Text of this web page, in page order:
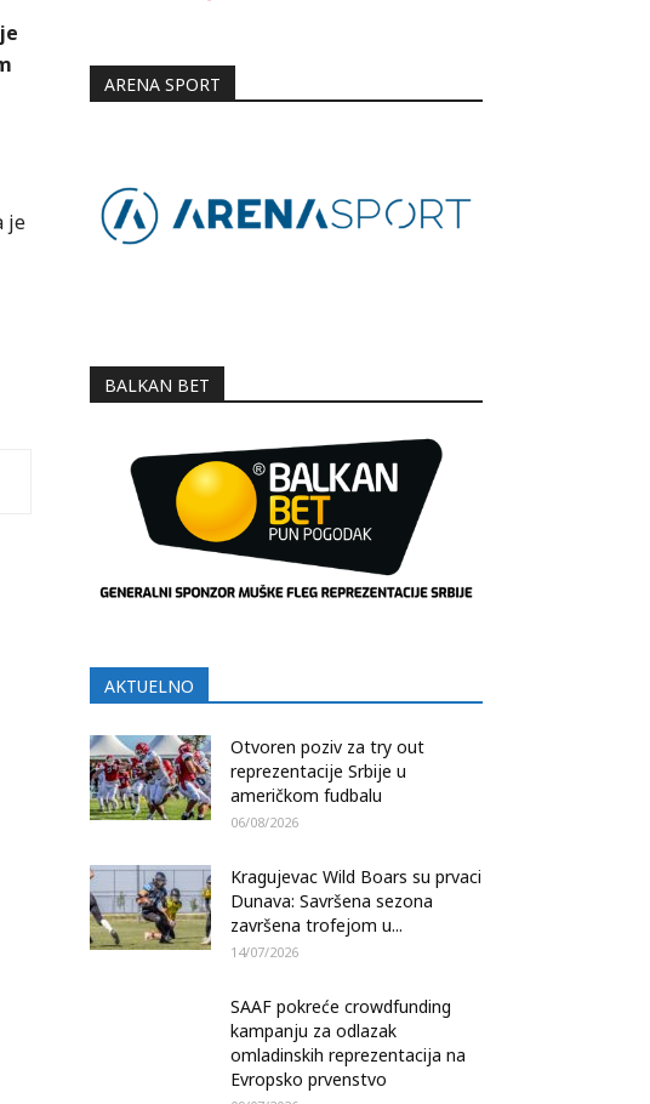
je
ARENA SPORT
BALKAN BET
AKTUELNO
Otvoren poziv za try out
reprezentacije Srbije u
američkom fudbalu
06/08/2026
Kragujevac Wild Boars su prvaci
Dunava: Savršena sezona
završena trofejom u...
14/07/2026
SAAF pokreće crowdfunding
kampanju za odlazak
omladinskih reprezentacija na
Evropsko prvenstvo